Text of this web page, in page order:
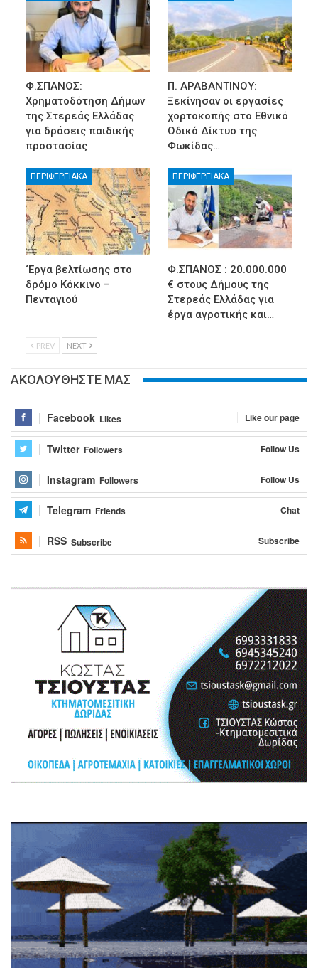
Φ.ΣΠΑΝΟΣ:
Χρηματοδότηση Δήμων
της Στερεάς Ελλάδας
για δράσεις παιδικής
προστασίας
Π. ΑΡΑΒΑΝΤΙΝΟΥ:
Ξεκίνησαν οι εργασίες
χορτοκοπής στο Εθνικό
Οδικό Δίκτυο της
Φωκίδας…
ΠΕΡΙΦΕΡΕΙΑΚΑ
‘Εργα βελτίωσης στο
δρόμο Κόκκινο –
Πενταγιού
ΠΕΡΙΦΕΡΕΙΑΚΑ
Φ.ΣΠΑΝΟΣ : 20.000.000
€ στους Δήμους της
Στερεάς Ελλάδας για
έργα αγροτικής και…
PREV NEXT
ΑΚΟΛΟΥΘΗΣΤΕ ΜΑΣ
Facebook Likes Like our page
Twitter Followers Follow Us
Instagram Followers Follow Us
Telegram Friends Chat
RSS Subscribe Subscribe